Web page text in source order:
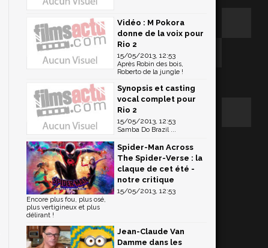
Vidéo : M Pokora
donne de la voix pour
Rio 2
15/05/2013, 12:53
Après Robin des bois,
Roberto de la jungle !
Synopsis et casting
vocal complet pour
Rio 2
15/05/2013, 12:53
Samba Do Brazil ...
Spider-Man Across
The Spider-Verse : la
claque de cet été -
notre critique
15/05/2013, 12:53
Encore plus fou, plus osé,
plus vertigineux et plus
délirant !
Jean-Claude Van
Damme dans les